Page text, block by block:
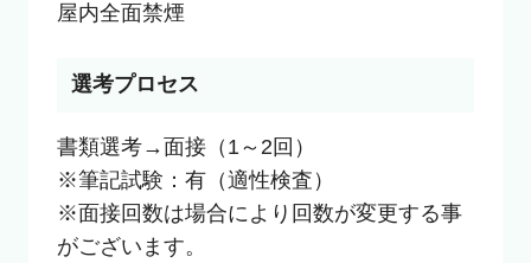
選考プロセス
書類選考→面接（1～2回）
※筆記試験：有（適性検査）
※面接回数は場合により回数が変更する事
がございます。